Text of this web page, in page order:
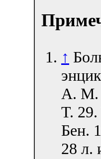
↑
А. М.
Т.
Бен.
28 л.